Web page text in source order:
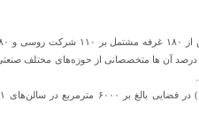
کشور مختلف حاضر شوند. در نمایشگاه سال گذشته افزون بر ۱۶۰۰۰ نفر از نمایشگاه بازدید کردند که ۹۳ درصد آن ها